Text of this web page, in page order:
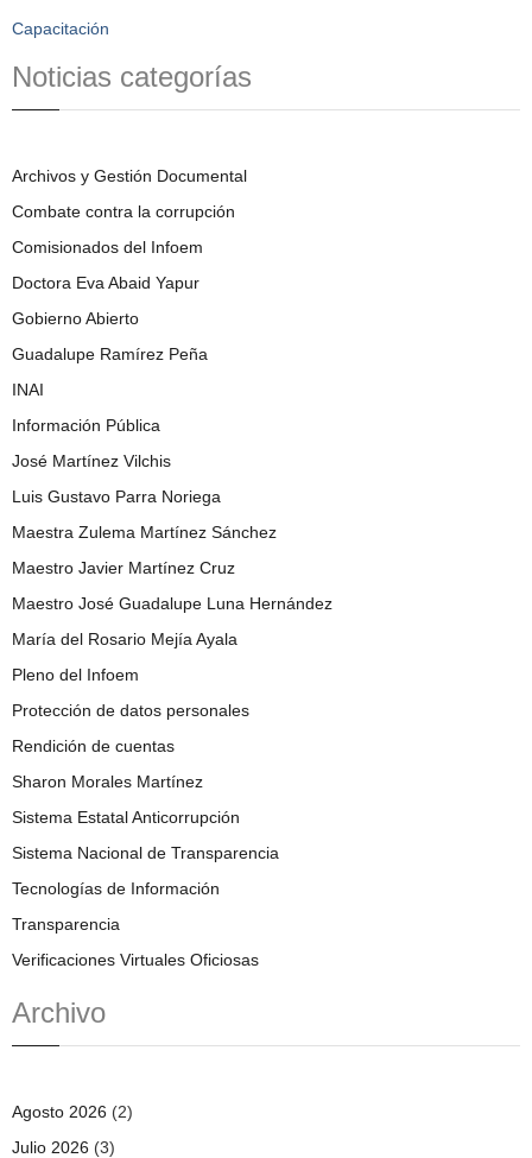
Capacitación
Noticias categorías
Archivos y Gestión Documental
Combate contra la corrupción
Comisionados del Infoem
Doctora Eva Abaid Yapur
Gobierno Abierto
Guadalupe Ramírez Peña
INAI
Información Pública
José Martínez Vilchis
Luis Gustavo Parra Noriega
Maestra Zulema Martínez Sánchez
Maestro Javier Martínez Cruz
Maestro José Guadalupe Luna Hernández
María del Rosario Mejía Ayala
Pleno del Infoem
Protección de datos personales
Rendición de cuentas
Sharon Morales Martínez
Sistema Estatal Anticorrupción
Sistema Nacional de Transparencia
Tecnologías de Información
Transparencia
Verificaciones Virtuales Oficiosas
Archivo
Agosto 2026 (2)
Julio 2026 (3)